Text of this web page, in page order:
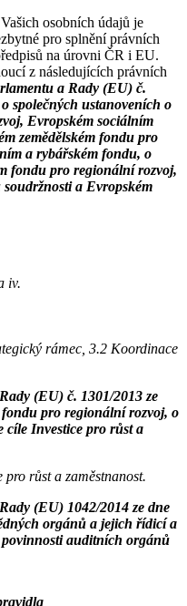
osobních údajů je
pro splnění právních
na úrovni ČR i EU.
z následujících právních
a Rady (EU) č.
společných ustanoveních o
Evropském sociálním
zemědělském fondu pro
a rybářském fondu, o
fondu pro regionální rozvoj,
a Evropském
iv.
rámec, 3.2 Koordinace
(EU) č. 1301/2013 ze
pro regionální rozvoj, o
cíle Investice pro růst a
růst a zaměstnanost.
(EU) 1042/2014 ze dne
orgánů a jejich řídicí a
auditních orgánů